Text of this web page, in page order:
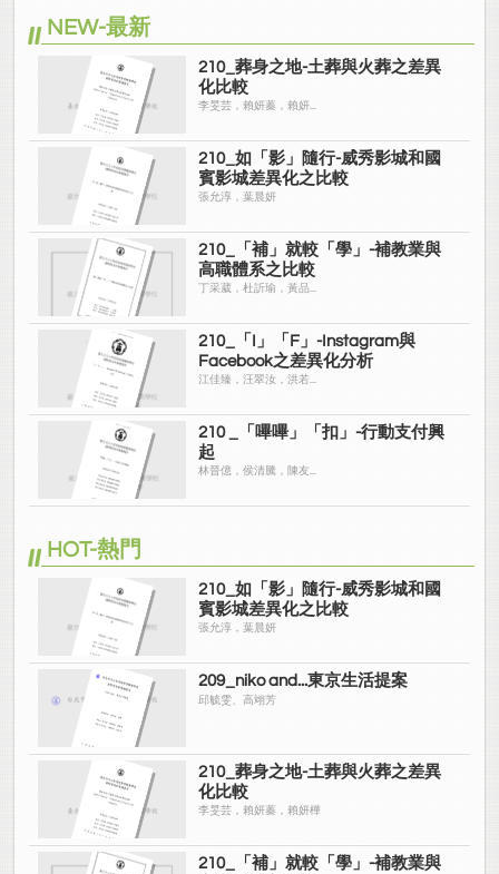
NEW-最新
210_葬身之地-土葬與火葬之差異
化比較
李旻芸，賴妍蓁，賴妍...
210_如「影」隨行-威秀影城和國
賓影城差異化之比較
張允淳，葉晨妍
210_「補」就較「學」-補教業與
高職體系之比較
丁采葳，杜訢瑜，黃品...
210_「I」「F」-Instagram與
Facebook之差異化分析
江佳臻，汪翠汝，洪若...
210 _「嗶嗶」「扣」-行動支付興
起
林晉億，侯清騰，陳友...
HOT-熱門
210_如「影」隨行-威秀影城和國
賓影城差異化之比較
張允淳，葉晨妍
209_niko and...東京生活提案
邱毓雯、高翊芳
210_葬身之地-土葬與火葬之差異
化比較
李旻芸，賴妍蓁，賴妍樺
210_「補」就較「學」-補教業與